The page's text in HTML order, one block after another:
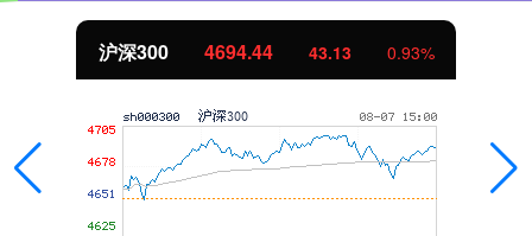
沪深300 4694.44 43.13 0.93%